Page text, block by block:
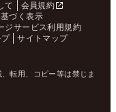
て
会員規約
づく表示
ジサービス利用規約
サイトマップ
転用、コピー等は禁じま